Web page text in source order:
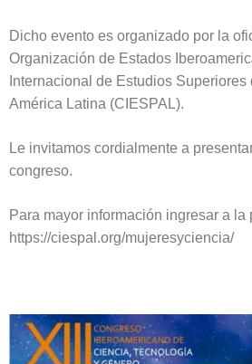
Dicho evento es organizado por la
Organización de Estados
Internacional de Estudios
América Latina (CIESPAL).
Le invitamos cordialmente a
congreso.
Para mayor información ingresar a la
https://ciespal.org/mujeresyciencia/